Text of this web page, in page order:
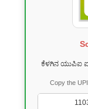
ಕೆಳಗಿನ ಯುಪಿಐ
Copy the